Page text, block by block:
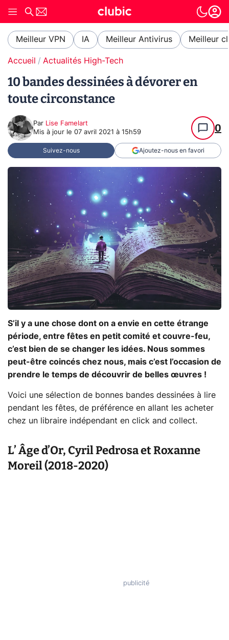
Meilleur VPN IA Meilleur Antivirus Meilleur
Accueil Actualités High-Tech
10 bandes dessinées à dévorer en
toute circonstance
Par Lise Famelart
Mis à jour le 07 avril 2021 à 15h59 0
Suivez-nous Ajoutez-nous en favori
S’il y a une chose dont on a envie en cette étrange
période, entre fêtes en petit comité et couvre-feu,
c’est bien de se changer les idées. Nous sommes
peut-être coincés chez nous, mais c’est l’occasion de
prendre le temps de découvrir de belles œuvres !
Voici une sélection de bonnes bandes dessinées à lire
pendant les fêtes, de préférence en allant les acheter
chez un libraire indépendant en click and collect.
L’ Âge d’Or, Cyril Pedrosa et Roxanne
Moreil (2018-2020)